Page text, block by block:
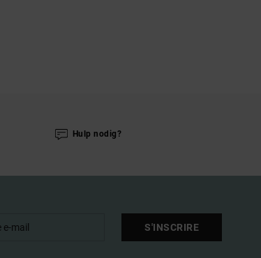
Hulp nodig?
S'INSCRIRE